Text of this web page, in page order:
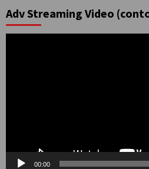
Adv Streaming Video
00:00